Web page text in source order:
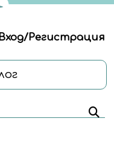
Регистрация